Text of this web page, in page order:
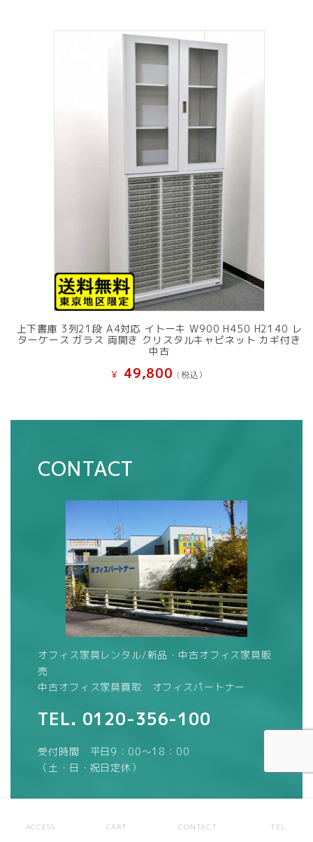
上下書庫 3列21段 A4対応 イトーキ W900 H450 H2140 レ
ターケース ガラス 両開き クリスタルキャビネット カギ付き
中古
¥ 49,800 (税込）
CONTACT
オフィス家具レンタル/新品・中古オフィス家具販
売
中古オフィス家具買取 オフィスパートナー
TEL. 0120-356-100
受付時間 平日9：00～18：00
（土・日・祝日定休）
ACCESS CART CONTACT TEL